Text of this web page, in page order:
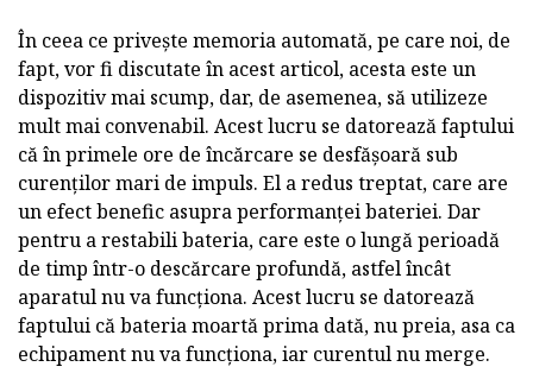
În ceea ce privește memoria automată, pe care noi, de
fapt, vor fi discutate în acest articol, acesta este un
dispozitiv mai scump, dar, de asemenea, să utilizeze
mult mai convenabil. Acest lucru se datorează faptului
că în primele ore de încărcare se desfășoară sub
curenților mari de impuls. El a redus treptat, care are
un efect benefic asupra performanței bateriei. Dar
pentru a restabili bateria, care este o lungă perioadă
de timp într-o descărcare profundă, astfel încât
aparatul nu va funcționa. Acest lucru se datorează
faptului că bateria moartă prima dată, nu preia, asa ca
echipament nu va funcționa, iar curentul nu merge.